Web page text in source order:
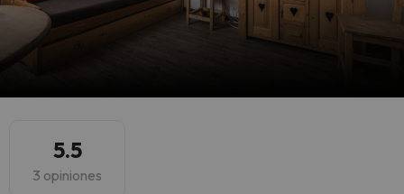
5.5
3 opiniones